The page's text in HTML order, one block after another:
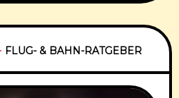
Rechte zu kennen
Entgegen einer weit
Annahme müssen
FLUG- & BAHN-RATGEBER